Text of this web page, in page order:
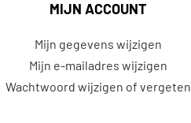
MIJN ACCOUNT
Mijn gegevens wijzigen
Mijn e-mailadres wijzigen
Wachtwoord wijzigen of vergeten